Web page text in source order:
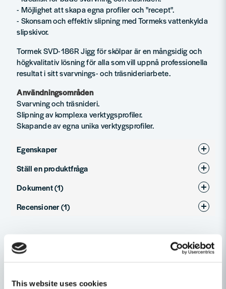
This website uses cookies
- Möjlighet att skapa egna profiler och "recept".
- Skonsam och effektiv slipning med Tormeks vattenkylda
slipskivor.
Tormek SVD-186R Jigg för skölpar är en mångsidig och
högkvalitativ lösning för alla som vill uppnå professionella
resultat i sitt svarvnings- och träsnideriarbete.
Användningsområden
Svarvning och träsnideri.
Slipning av komplexa verktygsprofiler.
Skapande av egna unika verktygsprofiler.
Egenskaper
Produkttyp
Ställ en produktfråga
question
Fråga oss något om denna produkten...
nameNamn
email
Dokument (1)
Instruktion SVD-186 R
Recensioner (1)
Staffan
för 5 månader sedan
Relaterade kategorier